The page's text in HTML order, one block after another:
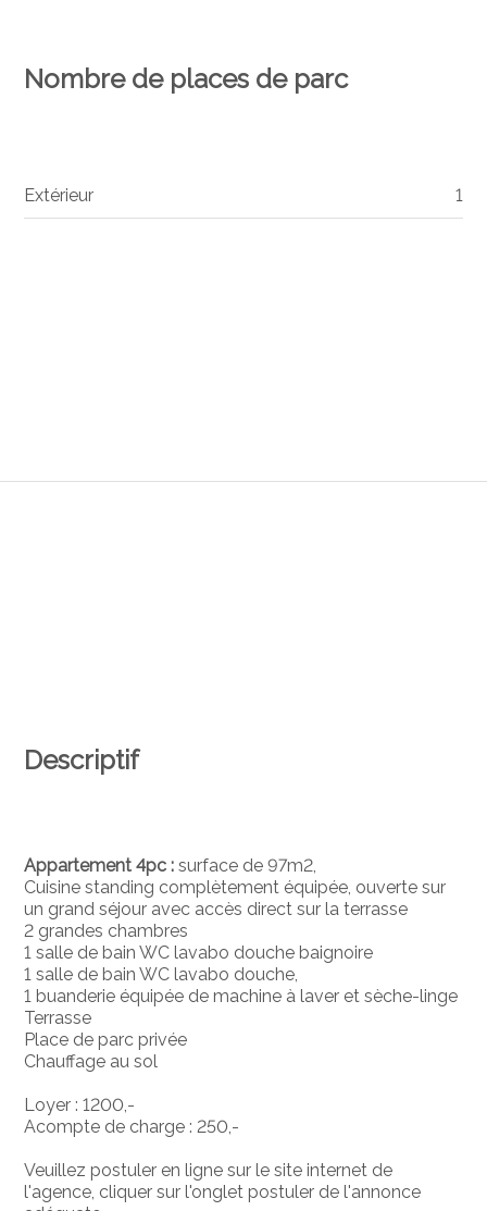
Descriptif
Appartement 4pc : surface de 97m2,
Cuisine standing complètement équipée, ouverte sur
un grand séjour avec accès direct sur la terrasse
2 grandes chambres
1 salle de bain WC lavabo douche baignoire
1 salle de bain WC lavabo douche,
1 buanderie équipée de machine à laver et sèche-linge
Terrasse
Place de parc privée
Chauffage au sol
Loyer : 1200,-
Acompte de charge : 250,-
Veuillez postuler en ligne sur le site internet de
l'agence, cliquer sur l'onglet postuler de l'annonce
Nombre de places de parc
Extérieur 1